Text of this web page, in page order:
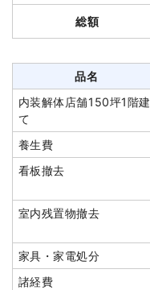
木造倉庫18坪1階建て
植木・植栽撤去
室内残置物撤去
諸経費
値引き
消費税
合計金額
総額
品名
内装解体店舗150坪1階建
て
養生費
看板撤去
室内残置物撤去
家具・家電処分
諸経費